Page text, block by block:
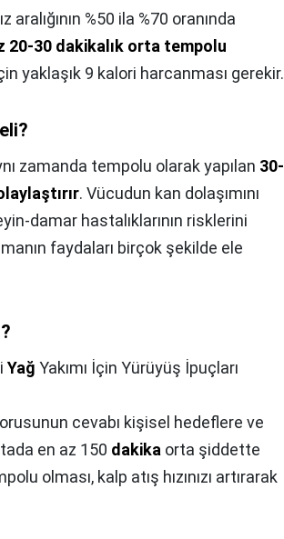
aralığının %50 ila %70 oranında
20-30 dakikalık orta tempolu
yaklaşık 9 kalori harcanması gerekir.
zamanda tempolu olarak yapılan 30-
. Vücudun kan dolaşımını
damar hastalıklarının risklerini
faydaları birçok şekilde ele
Yağ Yakımı İçin Yürüyüş İpuçları
cevabı kişisel hedeflere ve
en az 150 dakika orta şiddette
olması, kalp atış hızınızı artırarak